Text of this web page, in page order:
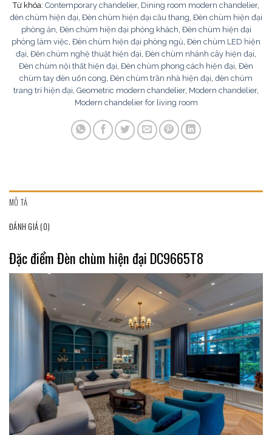
Từ khóa: Contemporary chandelier, Dining room modern chandelier,
đèn chùm hiện đại, Đèn chùm hiện đại cầu thang, Đèn chùm hiện đại
phòng ăn, Đèn chùm hiện đại phòng khách, Đèn chùm hiện đại
phòng làm việc, Đèn chùm hiện đại phòng ngủ, Đèn chùm LED hiện
đại, Đèn chùm nghệ thuật hiện đại, Đèn chùm nhánh cây hiện đại,
Đèn chùm nội thất hiện đại, Đèn chùm phong cách hiện đại, Đèn
chùm tay đèn uốn cong, Đèn chùm trần nhà hiện đại, đèn chùm
trang trí hiện đại, Geometric modern chandelier, Modern chandelier,
Modern chandelier for living room
MÔ TẢ
ĐÁNH GIÁ (0)
Đặc điểm Đèn chùm hiện đại DC9665T8